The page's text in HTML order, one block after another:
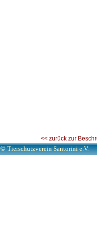
<< zurück zur
©Tierschutzverein Santorini e.V.